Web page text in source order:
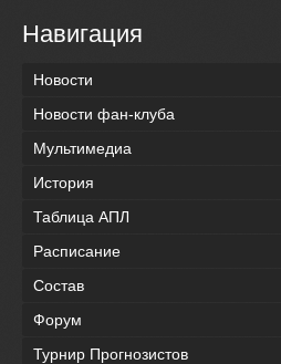
Навигация
Новости
Новости фан-клуба
Мультимедиа
История
Таблица АПЛ
Расписание
Состав
Форум
Турнир Прогнозистов